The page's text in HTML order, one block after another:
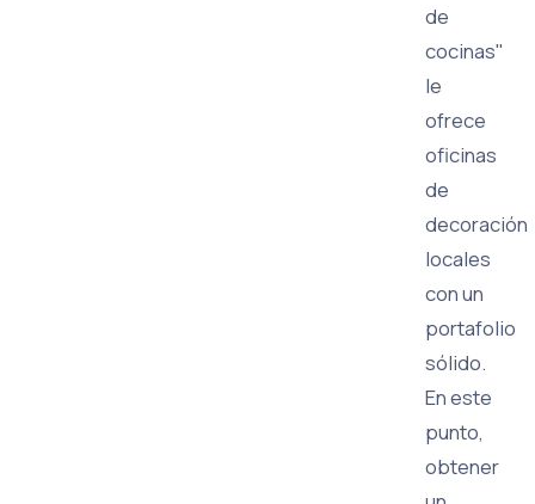
de
cocinas"
le
ofrece
oficinas
de
decoración
locales
con un
portafolio
sólido.
En este
punto,
obtener